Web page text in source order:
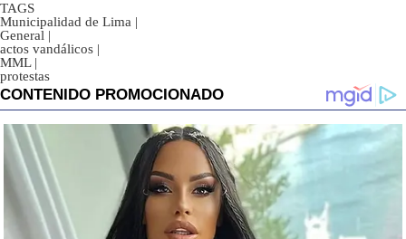
TAGS
Municipalidad de Lima |
General |
actos vandálicos |
MML |
protestas